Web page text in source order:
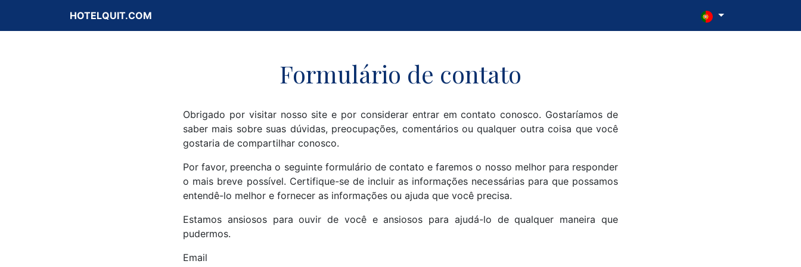
HOTELQUIT.COM
Formulário de contato
Obrigado por visitar nosso site e por considerar entrar em contato conosco. Gostaríamos de
saber mais sobre suas dúvidas, preocupações, comentários ou qualquer outra coisa que você
gostaria de compartilhar conosco.
Por favor, preencha o seguinte formulário de contato e faremos o nosso melhor para responder
o mais breve possível. Certifique-se de incluir as informações necessárias para que possamos
entendê-lo melhor e fornecer as informações ou ajuda que você precisa.
Estamos ansiosos para ouvir de você e ansiosos para ajudá-lo de qualquer maneira que
pudermos.
Email